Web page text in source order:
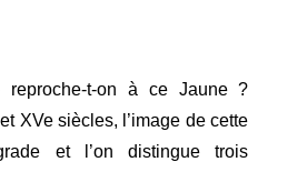
reproche-t-on à ce Jaune ?
XVe siècles, l’image de cette
et l’on distingue trois